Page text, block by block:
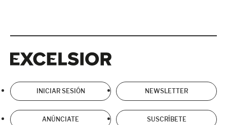
INICIAR SESIÓN NEWSLETTER
ANÚNCIATE SUSCRÍBETE